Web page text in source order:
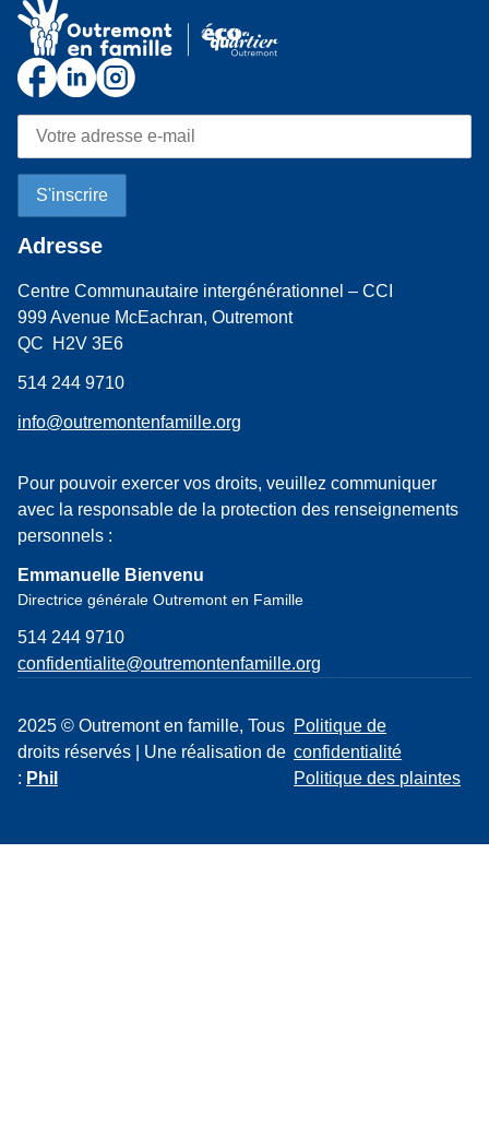
Adresse
Centre Communautaire intergénérationnel – CCI
999 Avenue McEachran, Outremont
QC H2V 3E6
514 244 9710
info@outremontenfamille.org
Pour pouvoir exercer vos droits, veuillez communiquer
avec la responsable de la protection des renseignements
personnels :
Emmanuelle Bienvenu
Directrice générale Outremont en Famille
514 244 9710
confidentialite@outremontenfamille.org
2025 © Outremont en famille, Tous
droits réservés | Une réalisation de
: Phil
Politique de
confidentialité
Politique des plaintes